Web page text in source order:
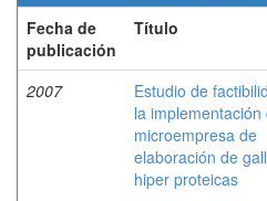
Fecha de
publicación
Título
2007
Estudio de
la implementación
microempresa de
elaboración de
hiper proteicas